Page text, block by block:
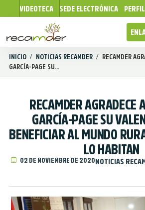
VIDEOTECA SEDE ELECTRÓNICA
INICIO / NOTICIAS RECAMDER / RECAMDER
GARCÍA-PAGE SU...
RECAMDER AGRADECE
GARCÍA-PAGE SU
BENEFICIAR AL MUNDO
LO HABITAN
02 DE NOVIEMBRE DE 2020NOTICIAS